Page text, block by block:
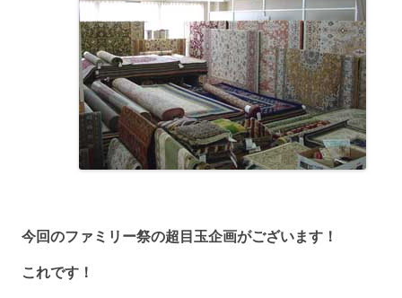
今回のファミリー祭の超目玉企画がございます！
これです！